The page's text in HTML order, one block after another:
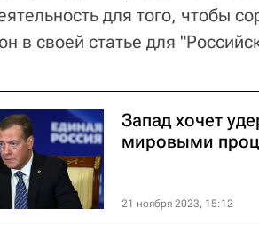
для того, чтобы
в своей статье для
Запад хочет
мировыми
21 ноября 2023, 15:12